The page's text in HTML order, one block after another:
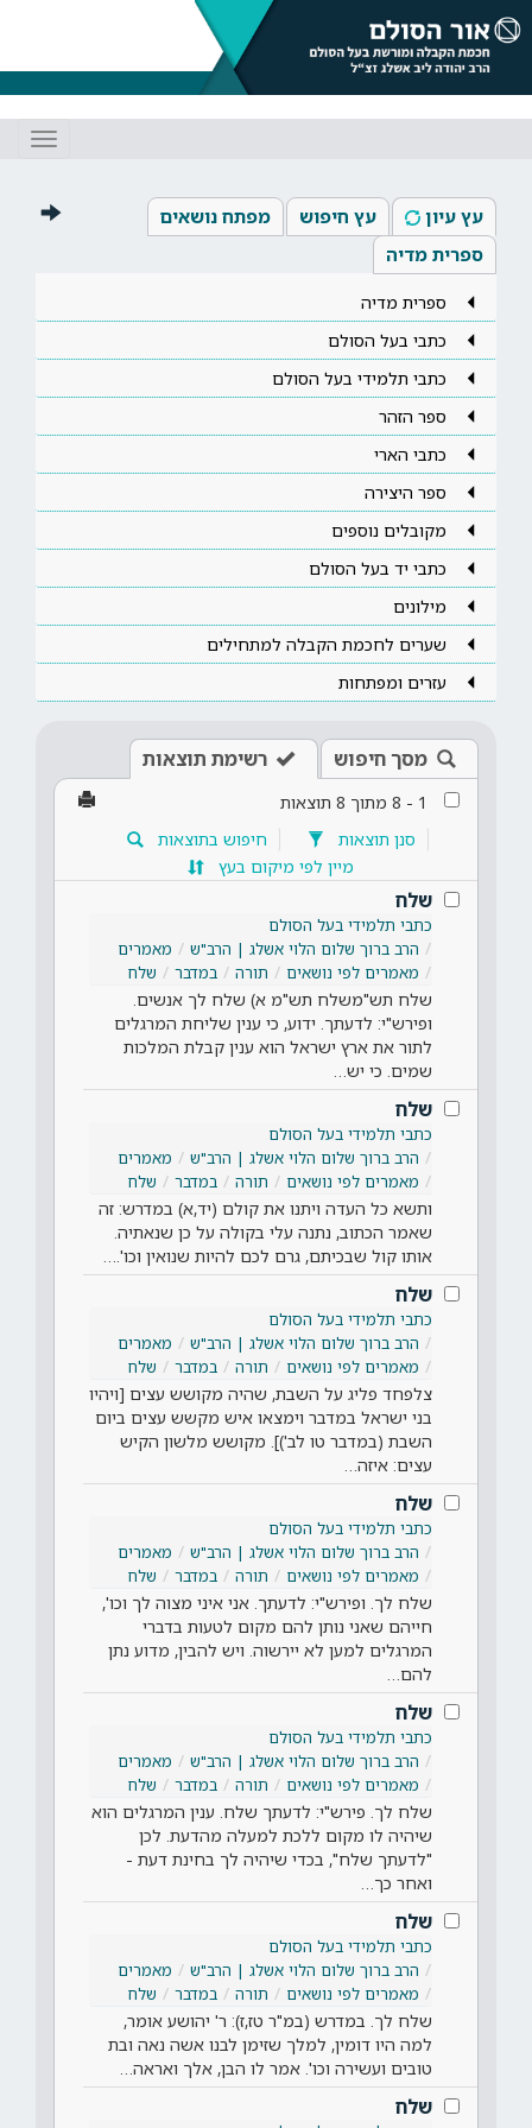
עץ עיון עץ חיפוש
מפתח נושאים
ספרית מדיה
ספרית מדיה
כתבי בעל הסולם
כתבי תלמידי בעל הסולם
ספר הזהר
כתבי הארי
ספר היצירה
מקובלים נוספים
כתבי יד בעל הסולם
מילונים
שערים לחכמת הקבלה למתחילים
עזרים ומפתחות
מסך חיפוש רשימת תוצאות
1
-
8 מתוך 8 תוצאות
סנן תוצאות
חיפוש בתוצאות
מיין לפי מיקום בעץ
שלח
כתבי תלמידי בעל הסולם
הרב ברוך שלום הלוי אשלג | הרב"ש
מאמרים
מאמרים לפי נושאים
תורה במדבר שלח
שלח תש"משלח תש"מ א) שלח לך אנשים.
ופירש"י: לדעתך. ידוע, כי ענין שליחת המרגלים
לתור את ארץ ישראל הוא ענין קבלת המלכות
שמים. כי יש…
שלח
כתבי תלמידי בעל הסולם
הרב ברוך שלום הלוי אשלג | הרב"ש
מאמרים
מאמרים לפי נושאים
תורה במדבר שלח
ותשא כל העדה ויתנו את קולם (יד,א) במדרש: זה
שאמר הכתוב, נתנה עלי בקולה על כן שנאתיה.
אותו קול שבכיתם, גרם לכם להיות שנואין וכו'.…
שלח
כתבי תלמידי בעל הסולם
הרב ברוך שלום הלוי אשלג | הרב"ש
מאמרים
מאמרים לפי נושאים
תורה במדבר שלח
צלפחד פליג על השבת, שהיה מקושש עצים [ויהיו
בני ישראל במדבר וימצאו איש מקשש עצים ביום
השבת (במדבר טו לב')]. מקושש מלשון הקיש
עצים: איזה…
שלח
כתבי תלמידי בעל הסולם
הרב ברוך שלום הלוי אשלג | הרב"ש
מאמרים
מאמרים לפי נושאים
תורה במדבר שלח
שלח לך. ופירש"י: לדעתך. אני איני מצוה לך וכו',
חייהם שאני נותן להם מקום לטעות בדברי
המרגלים למען לא יירשוה. ויש להבין, מדוע נתן
להם…
שלח
כתבי תלמידי בעל הסולם
הרב ברוך שלום הלוי אשלג | הרב"ש
מאמרים
מאמרים לפי נושאים
תורה במדבר שלח
שלח לך. פירש"י: לדעתך שלח. ענין המרגלים הוא
שיהיה לו מקום ללכת למעלה מהדעת. לכן
"לדעתך שלח", בכדי שיהיה לך בחינת דעת -
ואחר כך…
שלח
כתבי תלמידי בעל הסולם
הרב ברוך שלום הלוי אשלג | הרב"ש
מאמרים
מאמרים לפי נושאים
תורה במדבר שלח
שלח לך. במדרש (במ"ר טז,ז): ר' יהושע אומר,
למה היו דומין, למלך שזימן לבנו אשה נאה ובת
טובים ועשירה וכו'. אמר לו הבן, אלך ואראה…
שלח